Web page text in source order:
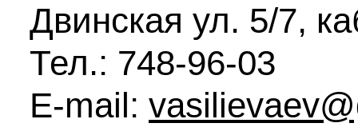
Двинская ул. 5/7,
Тел.: 748-96-03
E-mail: